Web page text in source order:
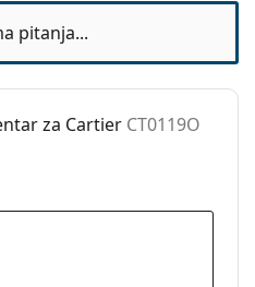
naočale
pitanja...
za Cartier CT0119O